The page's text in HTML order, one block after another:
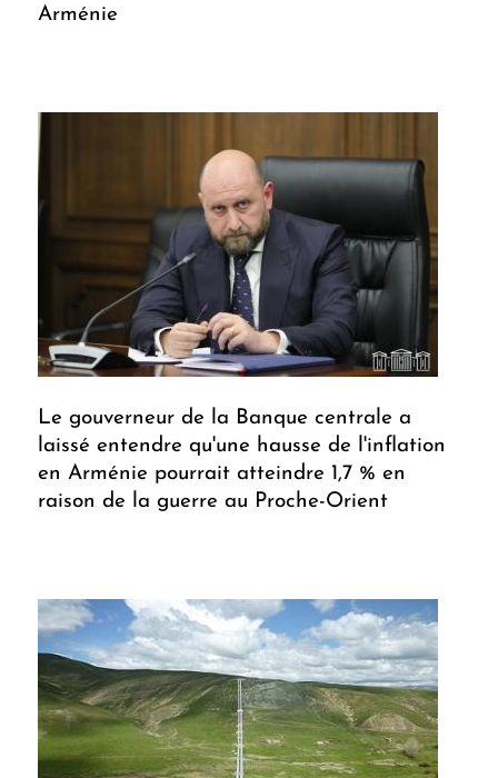
Arménie
Le gouverneur de la Banque centrale a
laissé entendre qu'une hausse de l'inflation
en Arménie pourrait atteindre 1,7 % en
raison de la guerre au Proche-Orient